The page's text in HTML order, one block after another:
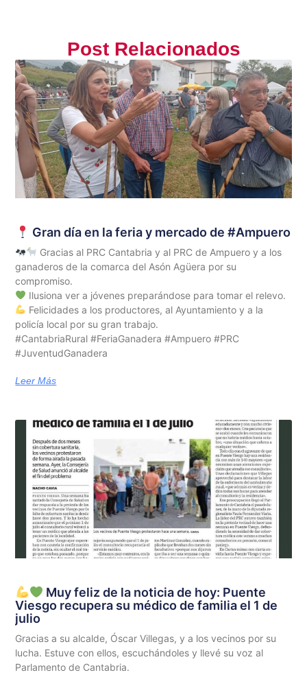
Post Relacionados
Gran día en la feria y mercado de #Ampuero
Gracias al PRC Cantabria y al PRC de Ampuero y a los
ganaderos de la comarca del Asón Agüera por su
compromiso.
Ilusiona ver a jóvenes preparándose para tomar el relevo.
Felicidades a los productores, al Ayuntamiento y a la
policía local por su gran trabajo.
#CantabriaRural #FeriaGanadera #Ampuero #PRC
#JuventudGanadera
Leer Más
Muy feliz de la noticia de hoy: Puente
Viesgo recupera su médico de familia el 1 de
julio
Gracias a su alcalde, Óscar Villegas, y a los vecinos por su
lucha. Estuve con ellos, escuchándoles y llevé su voz al
Parlamento de Cantabria.